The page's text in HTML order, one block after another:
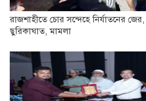
রাজশাহীতে চোর সন্দেহে নির্যাতনের
ছুরিকাঘাত, মামলা